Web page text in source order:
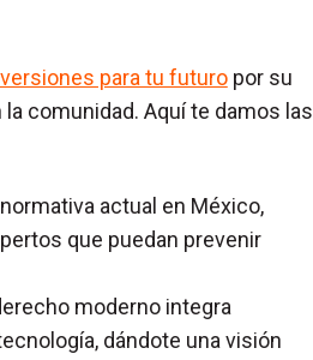
para tu futuropor su
comunidad. Aquí te damos las
actual en México,
que puedan prevenir
moderno integra
dándote una visión